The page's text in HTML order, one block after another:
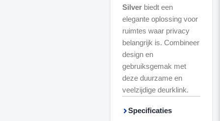
Silverbiedt een
elegante oplossing voor
ruimtes waar privacy
belangrijk is. Combineer
design en
gebruiksgemak met
deze duurzame en
veelzijdige deurklink.
Specificaties